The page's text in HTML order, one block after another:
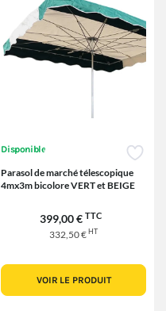
Disponible
Parasol de marché télescopique
4mx3m bicolore VERT et BEIGE
399,00 € TTC
332,50 €HT
VOIR LE PRODUIT